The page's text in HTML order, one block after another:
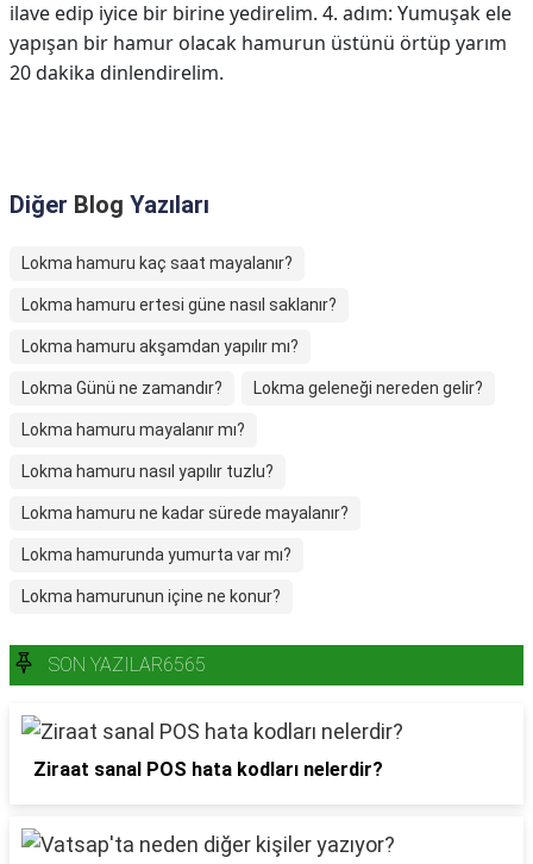
ilave edip iyice bir birine yedirelim. 4. adım: Yumuşak ele
yapışan bir hamur olacak hamurun üstünü örtüp yarım
20 dakika dinlendirelim.
Diğer Blog Yazıları
Lokma hamuru kaç saat mayalanır?
Lokma hamuru ertesi güne nasıl saklanır?
Lokma hamuru akşamdan yapılır mı?
Lokma Günü ne zamandır? Lokma geleneği nereden gelir?
Lokma hamuru mayalanır mı?
Lokma hamuru nasıl yapılır tuzlu?
Lokma hamuru ne kadar sürede mayalanır?
Lokma hamurunda yumurta var mı?
Lokma hamurunun içine ne konur?
SON YAZILAR6565
Ziraat sanal POS hata kodları nelerdir?